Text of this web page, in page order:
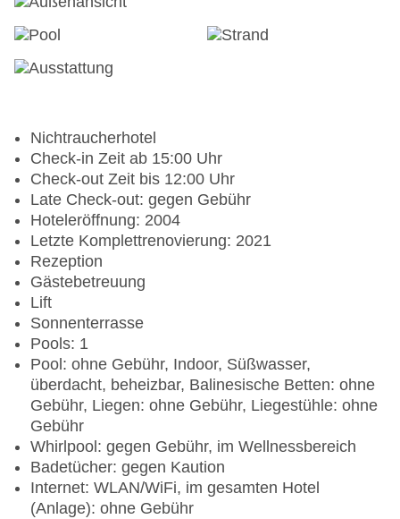
Nichtraucherhotel
Check-in Zeit ab 15:00 Uhr
Check-out Zeit bis 12:00 Uhr
Late Check-out: gegen Gebühr
Hoteleröffnung: 2004
Letzte Komplettrenovierung: 2021
Rezeption
Gästebetreuung
Lift
Sonnenterrasse
Pools: 1
Pool: ohne Gebühr, Indoor, Süßwasser,
überdacht, beheizbar, Balinesische Betten: ohne
Gebühr, Liegen: ohne Gebühr, Liegestühle: ohne
Gebühr
Whirlpool: gegen Gebühr, im Wellnessbereich
Badetücher: gegen Kaution
Internet: WLAN/WiFi, im gesamten Hotel
(Anlage): ohne Gebühr